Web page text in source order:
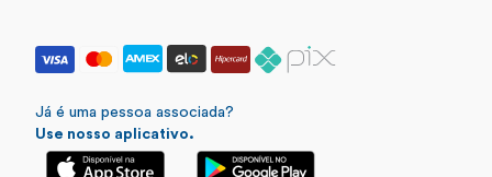
Já é uma pessoa associada?
Use nosso aplicativo.